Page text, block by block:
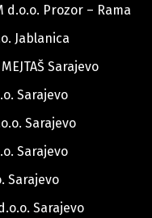
d.o.o. Prozor – Rama
Jablanica
Sarajevo
Sarajevo
Sarajevo
Sarajevo
Sarajevo
Sarajevo